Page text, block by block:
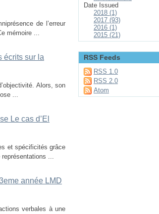
de l’erreur
mémoire ...
écrits sur la
Alors, son
...
Le cas d’El
et spécificités grâce
...
année LMD
verbales à une
Date Issued
2018 (1)
2017 (93)
2016 (1)
2015 (21)
RSS Feeds
RSS 1.0
RSS 2.0
Atom